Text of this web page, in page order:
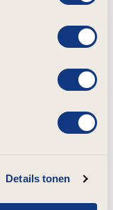
Details tonen